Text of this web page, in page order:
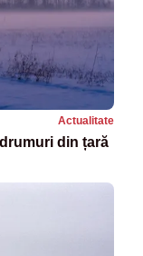
Actualitate
din țară